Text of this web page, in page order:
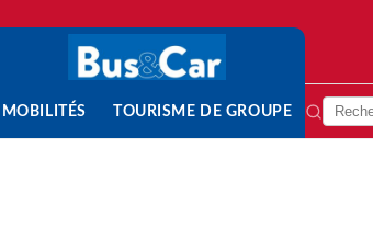
MOBILITÉS TOURISME DE GROUPE